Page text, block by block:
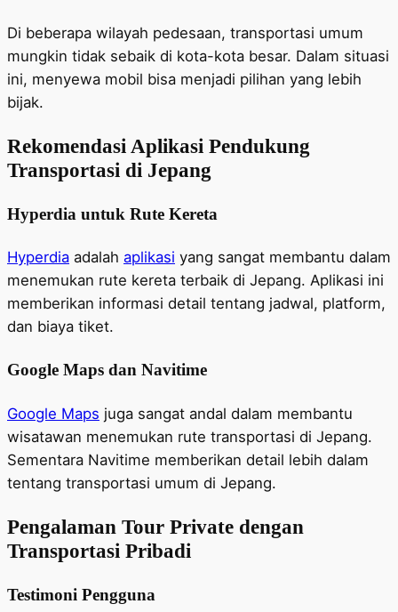
Di beberapa wilayah pedesaan, transportasi umum
mungkin tidak sebaik di kota-kota besar. Dalam situasi
ini, menyewa mobil bisa menjadi pilihan yang lebih
bijak.
Rekomendasi Aplikasi Pendukung
Transportasi di Jepang
Hyperdia untuk Rute Kereta
Hyperdia adalah aplikasi yang sangat membantu dalam
menemukan rute kereta terbaik di Jepang. Aplikasi ini
memberikan informasi detail tentang jadwal, platform,
dan biaya tiket.
Google Maps dan Navitime
Google Maps juga sangat andal dalam membantu
wisatawan menemukan rute transportasi di Jepang.
Sementara Navitime memberikan detail lebih dalam
tentang transportasi umum di Jepang.
Pengalaman Tour Private dengan
Transportasi Pribadi
Testimoni Pengguna